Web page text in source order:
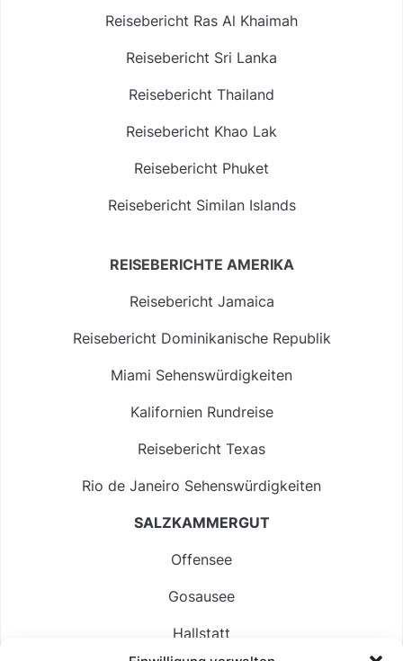
Reisebericht Ras Al Khaimah
Reisebericht Sri Lanka
Reisebericht Thailand
Reisebericht Khao Lak
Reisebericht Phuket
Reisebericht Similan Islands
REISEBERICHTE AMERIKA
Reisebericht Jamaica
Reisebericht Dominikanische Republik
Miami Sehenswürdigkeiten
Kalifornien Rundreise
Reisebericht Texas
Rio de Janeiro Sehenswürdigkeiten
SALZKAMMERGUT
Offensee
Gosausee
Hallstatt